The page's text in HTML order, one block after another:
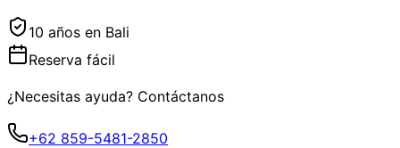
10 años en Bali
Reserva fácil
¿Necesitas ayuda? Contáctanos
+62 859-5481-2850